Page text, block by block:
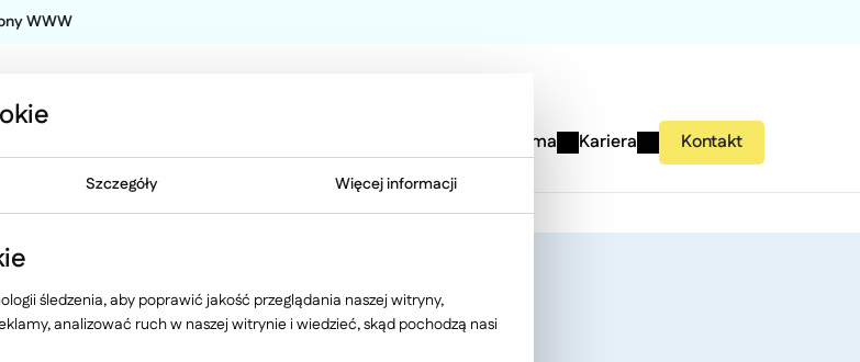
WWW
Firma Kariera Kontakt
roku
Szczegóły Więcej informacji
śledzenia, aby poprawić jakość przeglądania naszej witryny,
analizować ruch w naszej witrynie i wiedzieć, skąd pochodzą nasi